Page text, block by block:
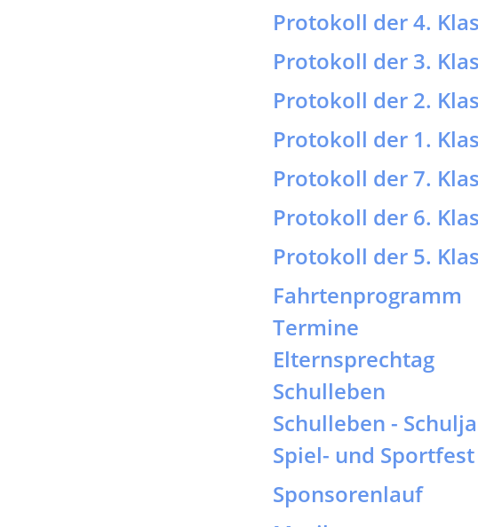
Protokoll der 7.
Protokoll der 6.
Protokoll der 5.
Fahrtenprogramm
Termine
Elternsprechtag
Schulleben -
Spiel- und Sportfest
Sponsorenlauf
Musiktag
Prüfung erfolreich!
Känguruwettbewerb
Landesweiter